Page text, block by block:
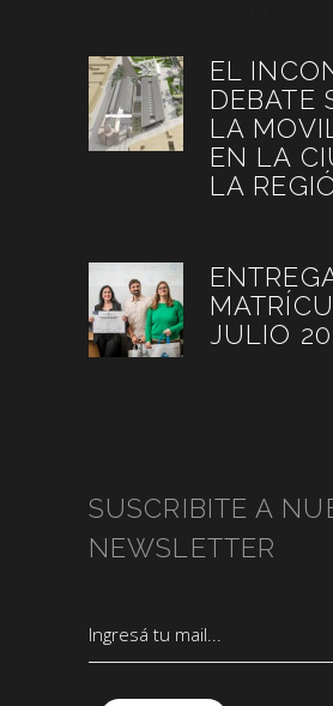
EL
DEBATE
LA
EN LA
LA
JULIO
SUSCRIBITE A
NEWSLETTER